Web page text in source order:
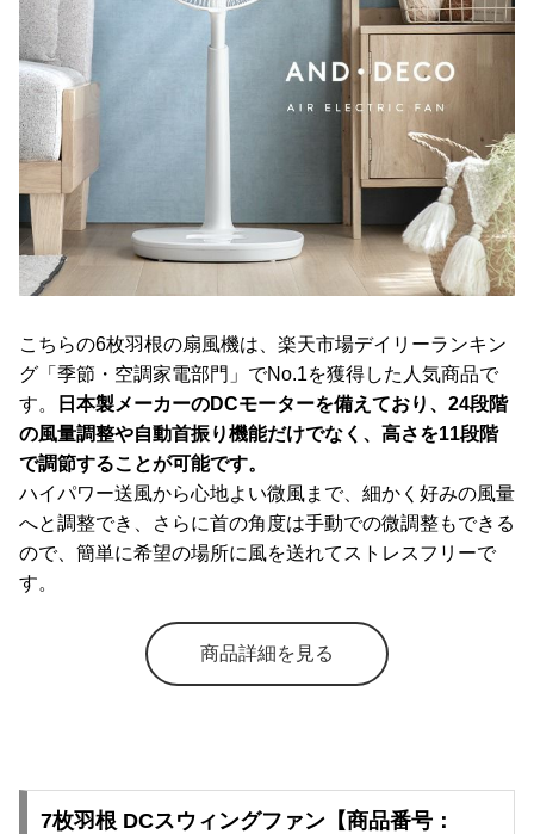
こちらの6枚羽根の扇風機は、楽天市場デイリーランキン
グ「季節・空調家電部門」でNo.1を獲得した人気商品で
す。
日本製メーカーのDCモーターを備えており、24段階
の風量調整や自動首振り機能だけでなく、高さを11段階
で調節することが可能です。
ハイパワー送風から心地よい微風まで、細かく好みの風量
へと調整でき、さらに首の角度は手動での微調整もできる
ので、簡単に希望の場所に風を送れてストレスフリーで
す。
商品詳細を見る
7枚羽根 DCスウィングファン【商品番号：